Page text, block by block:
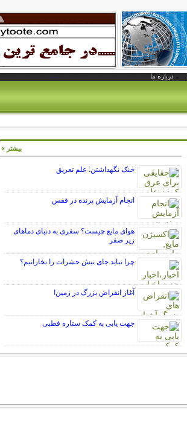
درباره ما
خنک نگهداشتن: علم تعریق
انجام آزمایش پرنده در قفس
هوای مایع چیست؟ سفری به دنیای دماهای
زیر صفر
چرا نباید جای نیش حشرات را بخارانیم؟
آغاز انقراض بزرگ در زمین!
جهت یابی به کمک ستاره قطبی
بیشتر »